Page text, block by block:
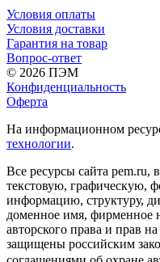
Условия оплаты
Условия доставки
Гарантия на товар
Вопрос-ответ
© 2026 ПЭМ
Конфиденциальность
Оферта
На информационном
технологии.
Все ресурсы сайта pem.ru,
текстовую, графическую,
информацию, структуру,
доменное имя, фирменное
авторского права и прав
защищены российским